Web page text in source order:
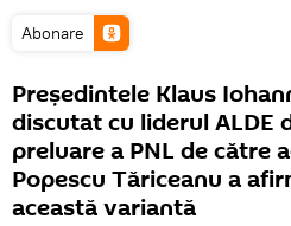
Abonare
Președintele Klaus
discutat cu liderul ALDE
preluare a PNL de către
Popescu Tăriceanu a
această variantă